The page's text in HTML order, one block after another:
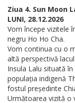
Ziua 4. Sun Moon
LUNI, 28.12.2026
Vom începe vizitele
negru Ho Ho Cha.
Vom continua cu o
altă perspectivă
Insula Lalu situată
populația indigenă
fostul președinte
Următoarea vizită o